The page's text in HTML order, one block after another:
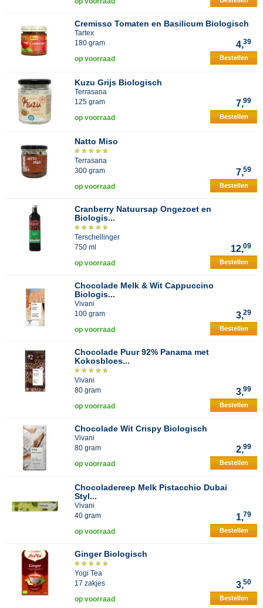
Cremisso Tomaten en Basilicum Biologisch
Tartex
180 gram
4,39
op voorraad Bestellen
Kuzu Grijs Biologisch
Terrasana
125 gram
7,99
op voorraad Bestellen
Natto Miso
Terrasana
300 gram
7,59
op voorraad Bestellen
Cranberry Natuursap Ongezoet en
Biologis...
Terschellinger
750 ml
12,09
op voorraad Bestellen
Chocolade Melk & Wit Cappuccino
Biologis...
Vivani
100 gram
3,29
op voorraad Bestellen
Chocolade Puur 92% Panama met
Kokosbloes...
Vivani
80 gram
3,99
op voorraad Bestellen
Chocolade Wit Crispy Biologisch
Vivani
80 gram
2,99
op voorraad Bestellen
Chocoladereep Melk Pistacchio Dubai
Styl...
Vivani
40 gram
1,79
op voorraad Bestellen
Ginger Biologisch
Yogi Tea
17 zakjes
3,50
op voorraad Bestellen